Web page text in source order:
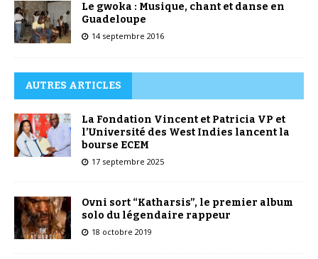
Le gwoka : Musique, chant et danse en
Guadeloupe
14 septembre 2016
AUTRES ARTICLES
La Fondation Vincent et Patricia VP et
l’Université des West Indies lancent la
bourse ECEM
17 septembre 2025
Ovni sort “Katharsis”, le premier album
solo du légendaire rappeur
18 octobre 2019